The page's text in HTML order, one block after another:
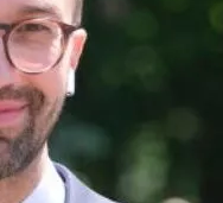
Миф О Вреде